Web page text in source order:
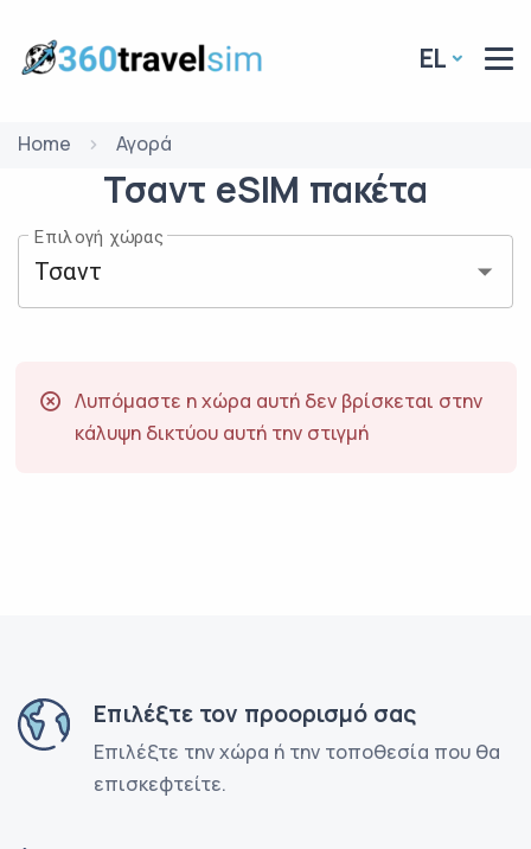
EL
Home Αγορά
Τσαντ eSIM πακέτα
Επιλογή χώρας
Λυπόμαστε η χώρα αυτή δεν βρίσκεται στην
κάλυψη δικτύου αυτή την στιγμή
Επιλέξτε τον προορισμό σας
Επιλέξτε την χώρα ή την τοποθεσία που θα
επισκεφτείτε.